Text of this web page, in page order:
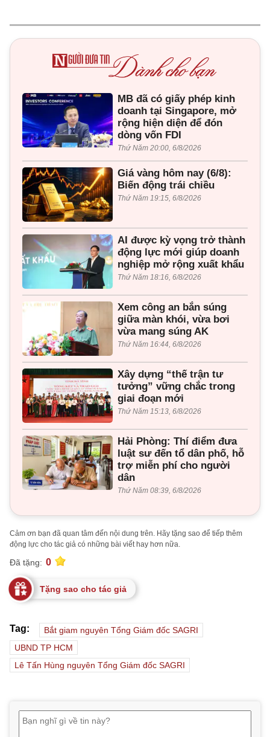
MB đã có giấy phép kinh
doanh tại Singapore, mở
rộng hiện diện để đón
dòng vốn FDI
Thứ Năm 20:00, 6/8/2026
Giá vàng hôm nay (6/8):
Biến động trái chiều
Thứ Năm 19:15, 6/8/2026
AI được kỳ vọng trở thành
động lực mới giúp doanh
nghiệp mở rộng xuất khẩu
Thứ Năm 18:16, 6/8/2026
Xem công an bắn súng
giữa màn khói, vừa bơi
vừa mang súng AK
Thứ Năm 16:44, 6/8/2026
Xây dựng “thế trận tư
tưởng” vững chắc trong
giai đoạn mới
Thứ Năm 15:13, 6/8/2026
Hải Phòng: Thí điểm đưa
luật sư đến tổ dân phố, hỗ
trợ miễn phí cho người
dân
Thứ Năm 08:39, 6/8/2026
Cảm ơn bạn đã quan tâm đến nội dung trên. Hãy tặng sao để tiếp thêm
động lực cho tác giả có những bài viết hay hơn nữa.
Đã tặng: 0
Tặng sao cho tác giả
Tag:
Bắt giam nguyên Tổng Giám đốc SAGRI
UBND TP HCM
Lê Tấn Hùng nguyên Tổng Giám đốc SAGRI